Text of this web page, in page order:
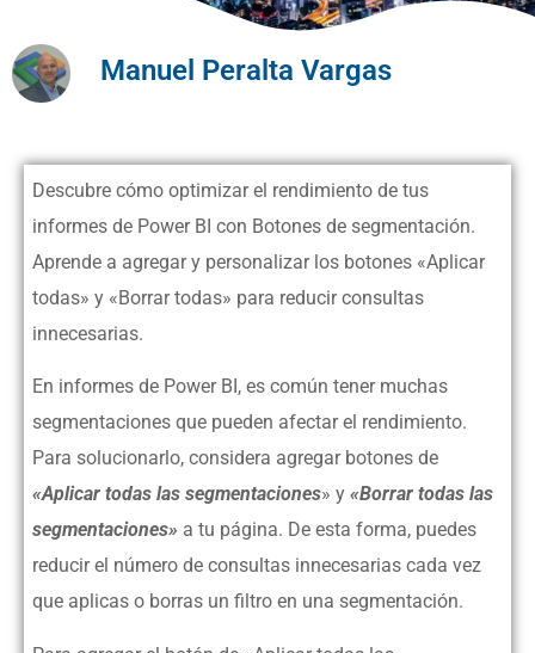
Manuel Peralta Vargas
Descubre cómo optimizar el rendimiento de tus
informes de Power BI con Botones de segmentación.
Aprende a agregar y personalizar los botones «Aplicar
todas» y «Borrar todas» para reducir consultas
innecesarias.
En informes de Power BI, es común tener muchas
segmentaciones que pueden afectar el rendimiento.
Para solucionarlo, considera agregar botones de
«Aplicar todas las segmentaciones» y «Borrar todas las
segmentaciones» a tu página. De esta forma, puedes
reducir el número de consultas innecesarias cada vez
que aplicas o borras un filtro en una segmentación.